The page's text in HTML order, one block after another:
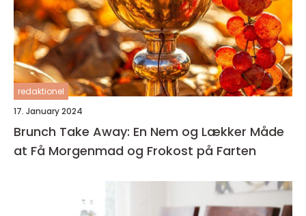
redaktionel
17. January 2024
Brunch Take Away: En Nem og Lækker Måde
at Få Morgenmad og Frokost på Farten